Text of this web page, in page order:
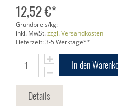
12,52 €*
Grundpreis/kg:
inkl. MwSt.zzgl. Versandkosten
Lieferzeit: 3-5 Werktage**
In den
Details